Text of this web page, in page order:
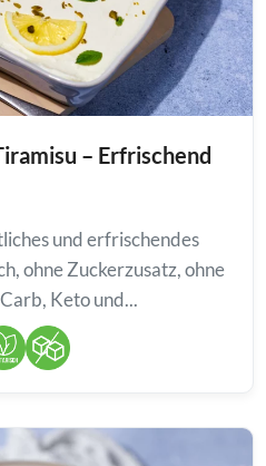
– Erfrischend
und erfrischendes
ohne Zuckerzusatz, ohne
Keto und...